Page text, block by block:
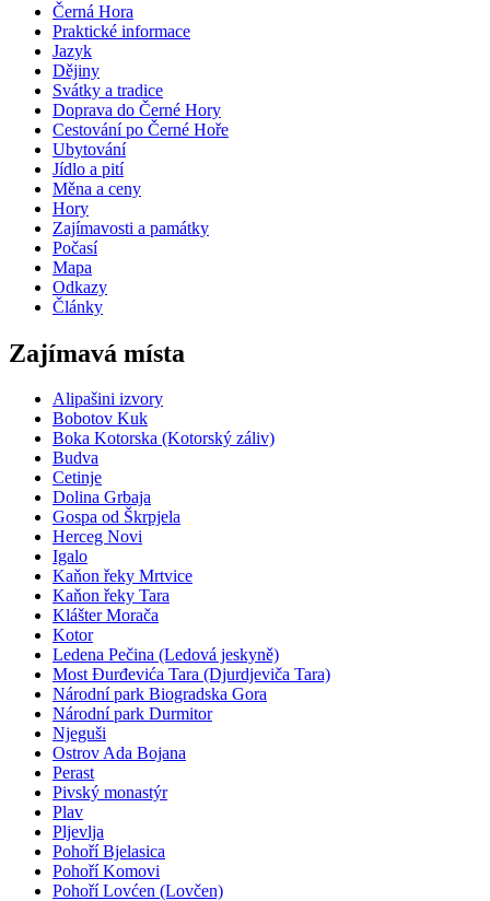
Černá Hora
Praktické informace
Jazyk
Dějiny
Svátky a tradice
Doprava do Černé Hory
Cestování po Černé Hoře
Ubytování
Jídlo a pití
Měna a ceny
Hory
Zajímavosti a památky
Počasí
Mapa
Odkazy
Články
Zajímavá místa
Alipašini izvory
Bobotov Kuk
Boka Kotorska (Kotorský záliv)
Budva
Cetinje
Dolina Grbaja
Gospa od Škrpjela
Herceg Novi
Igalo
Kaňon řeky Mrtvice
Kaňon řeky Tara
Klášter Morača
Kotor
Ledena Pečina (Ledová jeskyně)
Most Đurđevića Tara (Djurdjeviča Tara)
Národní park Biogradska Gora
Národní park Durmitor
Njeguši
Ostrov Ada Bojana
Perast
Pivský monastýr
Plav
Pljevlja
Pohoří Bjelasica
Pohoří Komovi
Pohoří Lovćen (Lovčen)